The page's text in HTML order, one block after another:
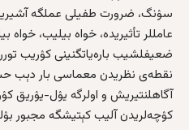
سۉنگ، ضرورت طفیلی عملگه
عامللر تأثیریده، خواه بیلیب،
ضعیفلشیب باره‌یاتگنینی کۉریب
نقطه‌ی نظریدن معماسی بار دېب
آگاهلنتیریش و اولرگه یۉل-
کۉچه‌لریدن آلیب کېتیشگه مجبور